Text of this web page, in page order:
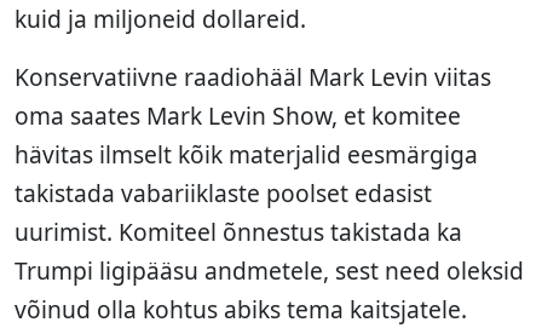
kuid ja miljoneid dollareid.
Konservatiivne raadiohääl Mark Levin viitas
oma saates Mark Levin Show, et komitee
hävitas ilmselt kõik materjalid eesmärgiga
takistada vabariiklaste poolset edasist
uurimist. Komiteel õnnestus takistada ka
Trumpi ligipääsu andmetele, sest need oleksid
võinud olla kohtus abiks tema kaitsjatele.